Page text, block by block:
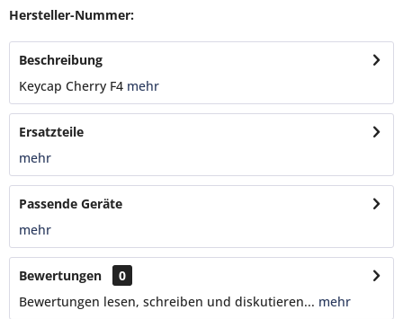
Hersteller-Nummer:
Beschreibung
Keycap Cherry F4 mehr
Ersatzteile
mehr
Passende Geräte
mehr
Bewertungen
0
Bewertungen lesen, schreiben und diskutieren... mehr